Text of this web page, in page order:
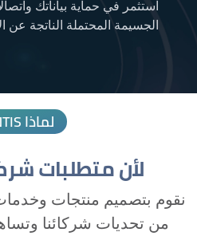
استثمر في حماية بياناتك
الجسيمة المحتملة الناتجة عن
لماذا NTIS ؟
لأن متطلبات
نقوم بتصميم منتجات
من تحديات شركائنا